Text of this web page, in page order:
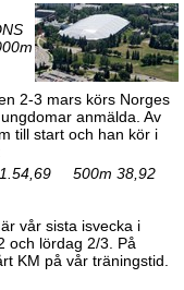
2-3 mars körs Norges
anmälda. Av
till start och han kör i
500m 38,92
är vår sista isvecka i
och lördag 2/3. På
KM på vår träningstid.